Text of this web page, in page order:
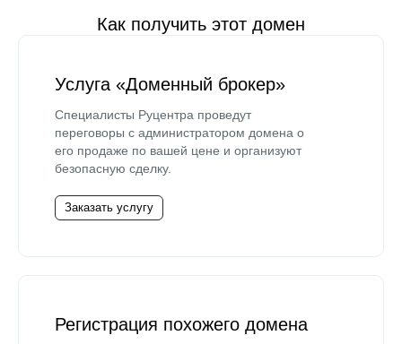
Как получить этот домен
Услуга «Доменный брокер»
Специалисты Руцентра проведут
переговоры с администратором домена о
его продаже по вашей цене и организуют
безопасную сделку.
Заказать услугу
Регистрация похожего домена